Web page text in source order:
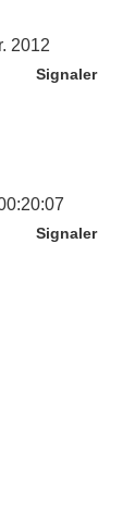
2012
Signaler
Signaler